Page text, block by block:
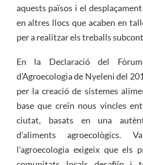
aquests països i el
en altres llocs que acaben en
per a realitzar els treballs
En la Declaració del Fòrum
d’Agroecologia de Nyeleni del
per la creació de sistemes
base que creïn nous vincles
ciutat, basats en una
d’aliments agroecològics.
l’agroecologia exigeix ​​que els